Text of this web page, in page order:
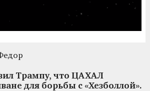
Трампу, что ЦАХАЛ
для борьбы с «Хезболлой».